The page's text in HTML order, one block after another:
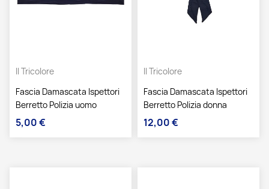
Il Tricolore
Fascia Damascata Ispettori
Berretto Polizia uomo
Prezzo
5,00 €
Il Tricolore
Fascia Damascata Ispettori
Berretto Polizia donna
Prezzo
12,00 €